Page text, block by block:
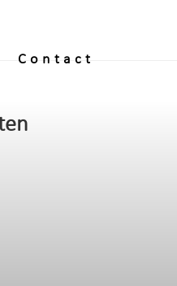
Contact